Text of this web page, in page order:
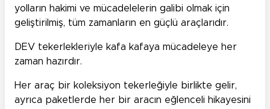
yolların hakimi ve mücadelelerin galibi olmak için
geliştirilmiş, tüm zamanların en güçlü araçlarıdır.
DEV tekerlekleriyle kafa kafaya mücadeleye her
zaman hazırdır.
Her araç bir koleksiyon tekerleğiyle birlikte gelir,
ayrıca paketlerde her bir aracın eğlenceli hikayesini